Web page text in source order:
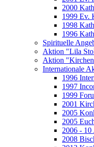
2000
1999 Ev.
1998
1996
Spirituelle
Aktion "Lila
Aktion
Internationale
1996
1997
1999
2001
2005
2005
2006 - 10
2008